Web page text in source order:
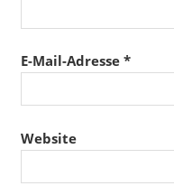
E-Mail-Adresse *
Website